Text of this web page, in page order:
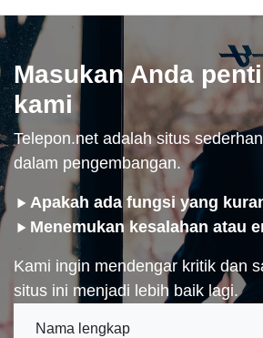
Masukan Anda
kami
Telepon.net adalah situs
dalam pengembangan.
Apakah ada fungsi yang
Menemukan kesalahan atau
Kami ingin mendengar kritik dan
situs ini menjadi lebih baik lagi.
Nama lengkap